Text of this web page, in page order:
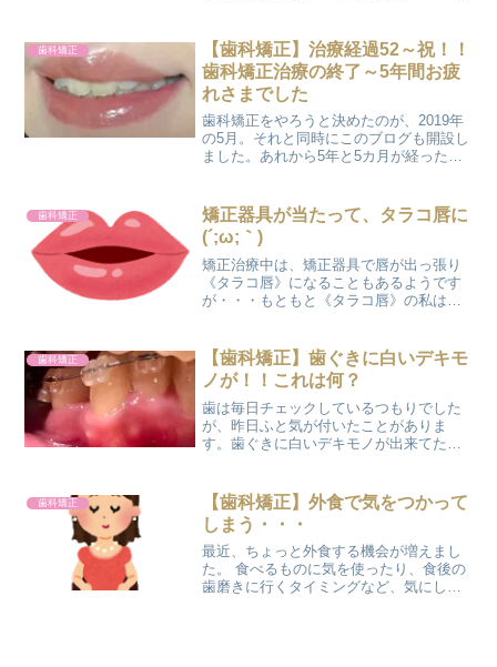
んでした。 鼻をかむときや、洗顔してい
るときに骨を感じる...
歯科矯正
【歯科矯正】治療経過52～祝！！
歯科矯正治療の終了～5年間お疲
れさまでした
歯科矯正をやろうと決めたのが、2019年
の5月。それと同時にこのブログも開設し
ました。あれから5年と5カ月が経ったわ
告も、なんと52回目となりました！！ 52
回の経...
歯科矯正
矯正器具が当たって、タラコ唇に
(´;ω;｀)
矯正治療中は、矯正器具で唇が出っ張り
《タラコ唇》になることもあるようです
が・・・もともと《タラコ唇》の私は、
炎に・・・いつも矯正器具が当たってい
るのに、なぜか口内炎...
歯科矯正
【歯科矯正】歯ぐきに白いデキモ
ノが！！これは何？
歯は毎日チェックしているつもりでした
が、昨日ふと気が付いたことがありま
す。歯ぐきに白いデキモノが出来てたん
ったのかと思いました(;^_^Aよく見ると
骨ではなく、デキモノ...
歯科矯正
【歯科矯正】外食で気をつかって
しまう・・・
最近、ちょっと外食する機会が増えまし
た。 食べるものに気を使ったり、食後の
歯磨きに行くタイミングなど、気にしち